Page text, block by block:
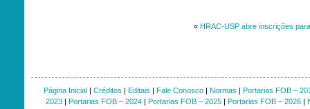
« HRAC-USP abre inscrições
Página Inicial| Créditos | Editais | Fale Conosco| Normas | Portarias FOB –
2023| Portarias FOB – 2024| Portarias FOB – 2025| Portarias FOB – 2026|